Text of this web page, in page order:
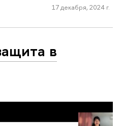
17 декабря, 2024 г.
в